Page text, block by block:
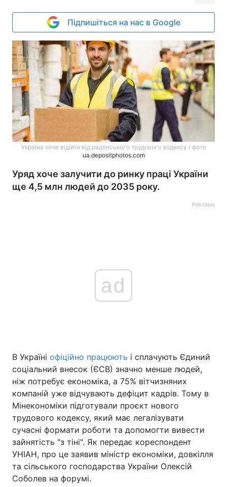
Підпишіться на нас в Google
Україна хоче відійти від радянського трудового кодексу / фото
ua.depositphotos.com
Уряд хоче залучити до ринку праці України
ще 4,5 млн людей до 2035 року.
Реклама
ad
В Україні офіційно працюють і сплачують Єдиний
соціальний внесок (ЄСВ) значно менше людей,
ніж потребує економіка, а 75% вітчизняних
компаній уже відчувають дефіцит кадрів. Тому в
Мінекономіки підготували проєкт нового
трудового кодексу, який має легалізувати
сучасні формати роботи та допомогти вивести
зайнятість "з тіні". Як передає кореспондент
УНІАН, про це заявив міністр економіки, довкілля
та сільського господарства України Олексій
Соболев на форумі.